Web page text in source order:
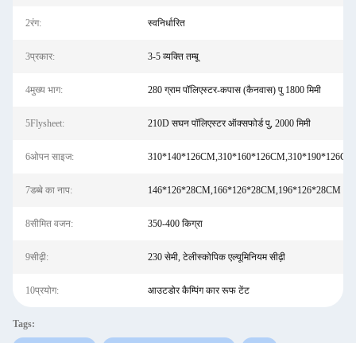
2रंग: स्वनिर्धारित
3प्रकार: 3-5 व्यक्ति तम्बू
4मुख्य भाग: 280 ग्राम पॉलिएस्टर-कपास (कैनवास) पु 1800 मिमी
5Flysheet: 210D सघन पॉलिएस्टर ऑक्सफोर्ड पु, 2000 मिमी
6ओपन साइज: 310*140*126CM,310*160*126CM,310*190*126CM
7डब्बे का नाप: 146*126*28CM,166*126*28CM,196*126*28CM
8सीमित वजन: 350-400 किग्रा
9सीढ़ी: 230 सेमी, टेलीस्कोपिक एल्यूमिनियम सीढ़ी
10प्रयोग: आउटडोर कैम्पिंग कार रूफ टेंट
Tags: